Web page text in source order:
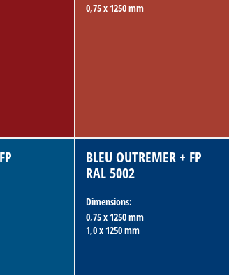
0,75 x 1250 mm
BLEU OUTREMER + FP
RAL 5002
Dimensions:
0,75 x 1250 mm
1,0 x 1250 mm